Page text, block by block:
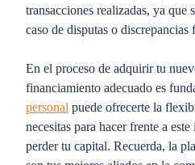
transacciones realizadas, ya que
caso de disputas o discrepancias
En el proceso de adquirir tu
financiamiento adecuado es
personal puede ofrecerte la
necesitas para hacer frente a
perder tu capital. Recuerda, la